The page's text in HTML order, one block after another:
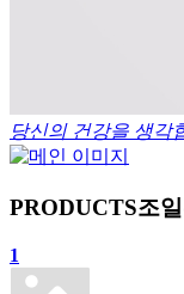
당신의 건강을 생각
PRODUCTS조
1